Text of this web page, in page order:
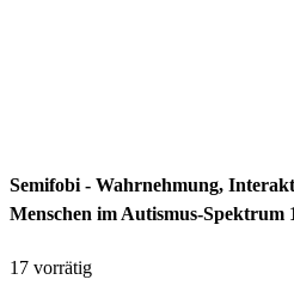
Semifobi - Wahrnehmung,
Menschen im Autismus-Spektrum
17 vorrätig